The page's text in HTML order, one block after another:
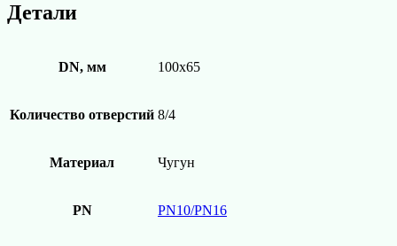
Детали
DN, мм 100х65
Количество отверстий 8/4
Материал Чугун
PN PN10/PN16